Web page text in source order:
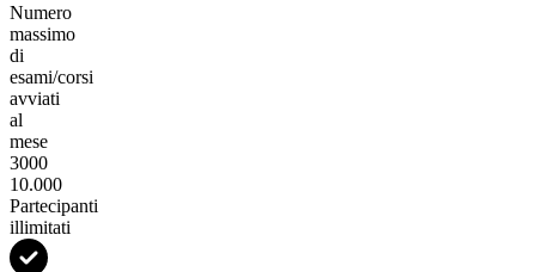
Numero
massimo
di
esami/corsi
avviati
al
mese
3000
10.000
Partecipanti
illimitati